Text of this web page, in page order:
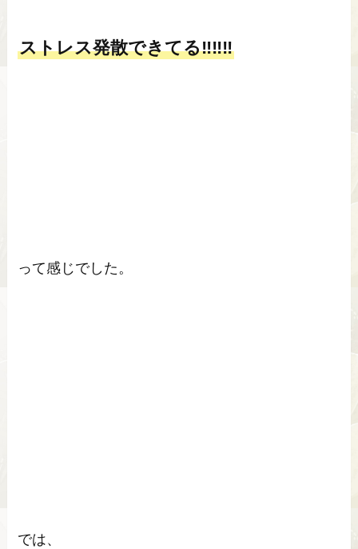
ストレス発散できてる‼‼‼
って感じでした。
では、